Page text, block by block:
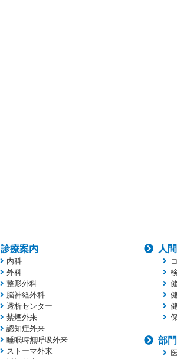
診療案内
内科
外科
整形外科
脳神経外科
透析センター
禁煙外来
認知症外来
睡眠時無呼吸外来
ストーマ外来
人
部